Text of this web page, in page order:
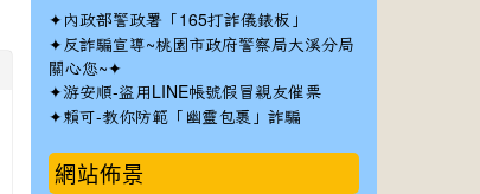
✦ 內政部警政署「165打詐儀錶板」
✦反詐騙宣導~桃園市政府警察局大溪分局
關心您~✦
✦游安順-盜用LINE帳號假冒親友催票
✦賴可-教你防範「幽靈包裹」詐騙
網站佈景